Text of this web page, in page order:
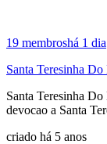
19 membroshá 1 dia
Santa Teresinha
Santa Teresinha
devocao a Santa
criado há 5 anos